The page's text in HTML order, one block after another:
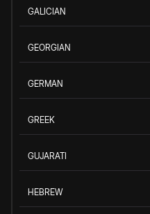
GALICIAN
GEORGIAN
GERMAN
GREEK
GUJARATI
HEBREW